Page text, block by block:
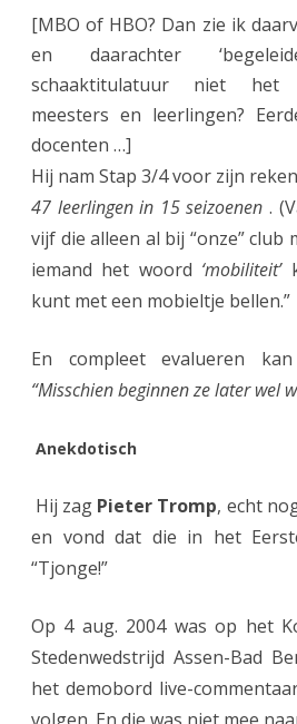
[MBO of HBO? Dan zie ik
en daarachter
schaaktitulatuur niet het
meesters en leerlingen?
docenten …]
Hij nam Stap 3/4 voor zijn
47 leerlingen in 15 seizoenen .
vijf die alleen al bij “onze” club
iemand het woord ‘mobiliteit’
kunt met een mobieltje bellen.”
En compleet evalueren
“Misschien beginnen ze later wel
Anekdotisch
Hij zag Pieter Tromp, echt
en vond dat die in het
“Tjonge!”
Op 4 aug. 2004 was op het
Stedenwedstrijd Assen-Bad
het demobord live-